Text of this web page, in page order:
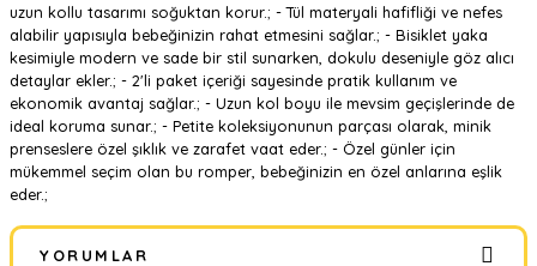
uzun kollu tasarımı soğuktan korur.; - Tül materyali hafifliği ve nefes
alabilir yapısıyla bebeğinizin rahat etmesini sağlar.; - Bisiklet yaka
kesimiyle modern ve sade bir stil sunarken, dokulu deseniyle göz alıcı
detaylar ekler.; - 2'li paket içeriği sayesinde pratik kullanım ve
ekonomik avantaj sağlar.; - Uzun kol boyu ile mevsim geçişlerinde de
ideal koruma sunar.; - Petite koleksiyonunun parçası olarak, minik
prenseslere özel şıklık ve zarafet vaat eder.; - Özel günler için
mükemmel seçim olan bu romper, bebeğinizin en özel anlarına eşlik
eder.;
YORUMLAR